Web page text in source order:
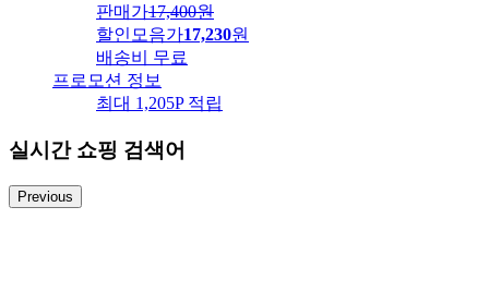
판매가17,400원
할인모음가17,230원
배송비
무료
프로모션 정보
최대 1,205P 적립
실시간 쇼핑 검색어
Previous